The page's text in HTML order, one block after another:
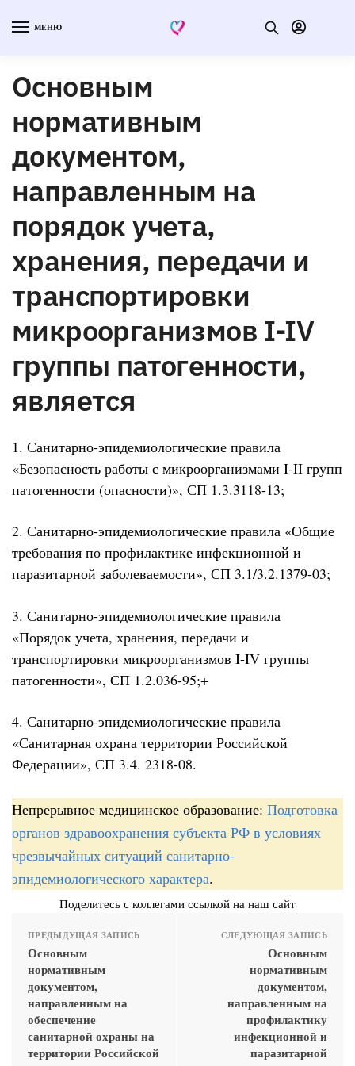
МЕНЮ
Основным
нормативным
документом,
направленным на
порядок учета,
хранения, передачи и
транспортировки
микроорганизмов I-IV
группы патогенности,
является
1. Санитарно-эпидемиологические правила
«Безопасность работы с микроорганизмами I-II групп
патогенности (опасности)», СП 1.3.3118-13;
2. Санитарно-эпидемиологические правила «Общие
требования по профилактике инфекционной и
паразитарной заболеваемости», СП 3.1/3.2.1379-03;
3. Санитарно-эпидемиологические правила
«Порядок учета, хранения, передачи и
транспортировки микроорганизмов I-IV группы
патогенности», СП 1.2.036-95;+
4. Санитарно-эпидемиологические правила
«Санитарная охрана территории Российской
Федерации», СП 3.4. 2318-08.
Непрерывное медицинское образование: Подготовка
органов здравоохранения субъекта РФ в условиях
чрезвычайных ситуаций санитарно-
эпидемиологического характера.
Поделитесь с коллегами ссылкой на наш сайт
ПРЕДЫДУЩАЯ ЗАПИСЬ
Основным
нормативным
документом,
направленным на
обеспечение
санитарной охраны на
территории Российской
СЛЕДУЮЩАЯ ЗАПИСЬ
Основным
нормативным
документом,
направленным на
профилактику
инфекционной и
паразитарной